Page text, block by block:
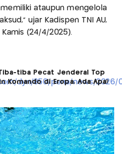
ataupun mengelola
ujar Kadispen TNI AU,
Kamis (24/4/2025).
tiba Pecat Jenderal Top
Komando di Eropa, Ada Apa?